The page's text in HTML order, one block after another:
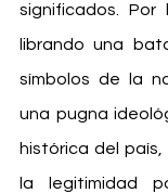
significados.
librando una
símbolos de la
una pugna
histórica del
la legitimidad